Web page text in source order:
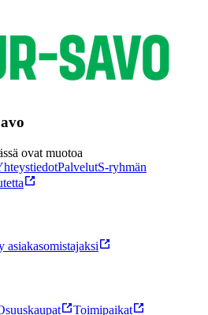
ovat muotoa
PalvelutS-ryhmän
asiakasomistajaksi
Toimipaikat